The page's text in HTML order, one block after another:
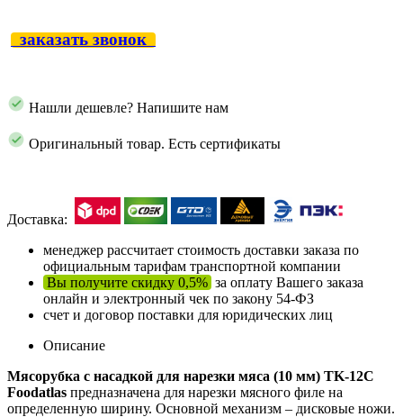
заказать звонок
Нашли дешевле? Напишите нам
Оригинальный товар. Есть сертификаты
Доставка:
менеджер рассчитает стоимость доставки заказа по
официальным тарифам транспортной компании
Вы получите скидку 0,5% за оплату Вашего заказа
онлайн и электронный чек по закону 54-ФЗ
счет и договор поставки для юридических лиц
Описание
Мясорубка c насадкой для нарезки мяса (10 мм) TK-12C
Foodatlas предназначена для нарезки мясного филе на
определенную ширину. Основной механизм – дисковые ножи.